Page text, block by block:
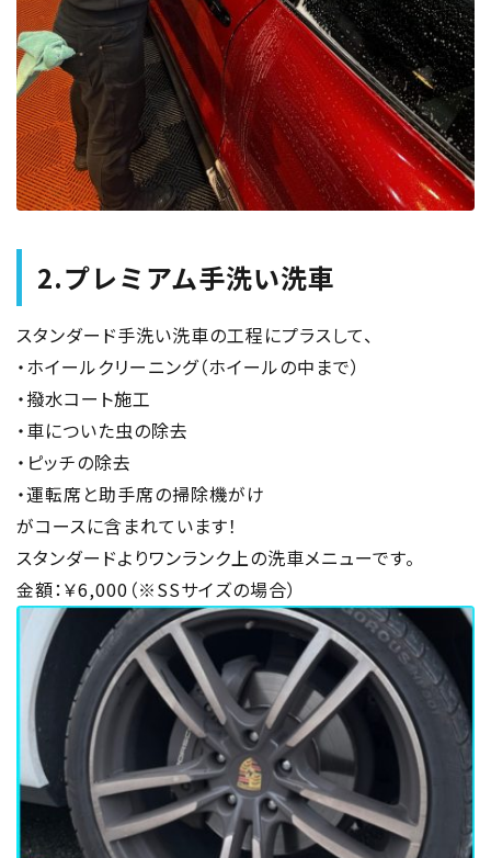
2.プレミアム手洗い洗車
スタンダード手洗い洗車の工程にプラスして、
・ホイールクリーニング（ホイールの中まで）
・撥水コート施工
・車についた虫の除去
・ピッチの除去
・運転席と助手席の掃除機がけ
がコースに含まれています！
スタンダードよりワンランク上の洗車メニューです。
金額：￥6,000（※SSサイズの場合）